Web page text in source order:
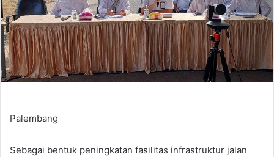
Palembang
Sebagai bentuk peningkatan fasilitas infrastruktur jalan